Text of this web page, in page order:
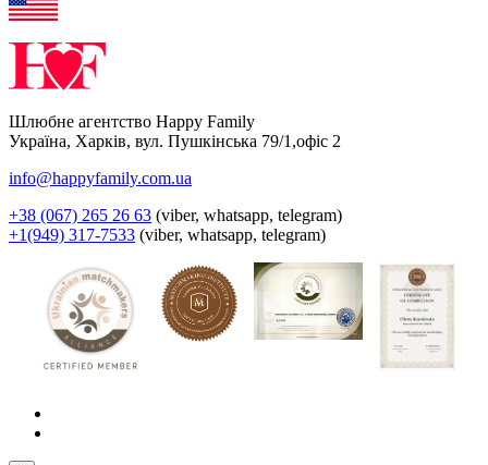
Шлюбне агентство Happy Family
Україна, Харків, вул. Пушкінська 79/1,офіс 2
info@happyfamily.com.ua
+38 (067) 265 26 63 (viber, whatsapp, telegram)
+1(949) 317-7533 (viber, whatsapp, telegram)